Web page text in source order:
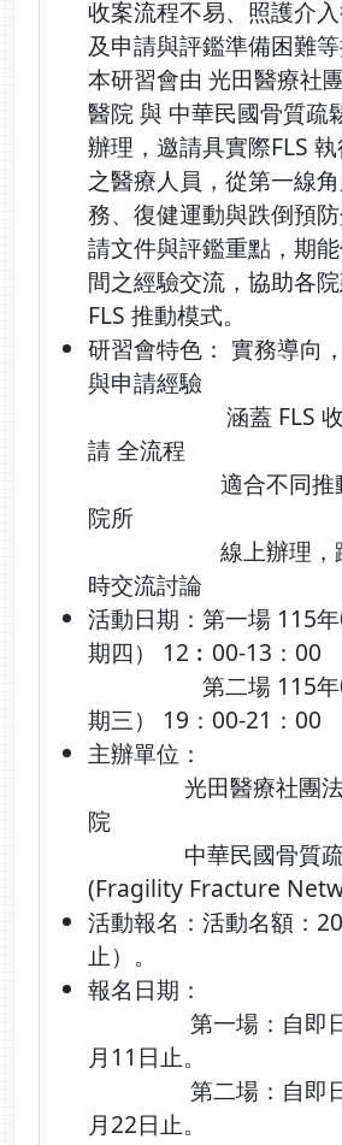
收案流程不易、照護介
及申請與評鑑準備困難等
本研習會由 光田醫療社
醫院 與 中華民國骨質疏
辦理，邀請具實際FLS
之醫療人員，從第一線
務、復健運動與跌倒預
請文件與評鑑重點，期
間之經驗交流，協助各
FLS 推動模式。
研習會特色： 實務導向
與申請經驗
涵蓋 FLS 收案
請 全流程
適合不同推動
院所
線上辦理，跨
時交流討論
活動日期：第一場 115
期四） 12︰00-13：00
第二場 115年05
期三） 19：00-21：00
主辦單位：
光田醫療社團法
院
中華民國骨質疏鬆
(Fragility Fracture
活動報名：活動名額：
止）。
報名日期：
第一場：自即日
月11日止。
第二場：自即日
月22日止。